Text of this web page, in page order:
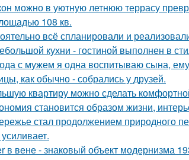
можно в уютную летнюю террасу
108 кв.
всё спланировали и
кухни - гостиной выполнен в
с мужем я одна воспитываю сына,
как обычно - собрались у друзей.
квартиру можно сделать
становится образом жизни,
стал продолжением природного
в вене - знаковый объект модернизма